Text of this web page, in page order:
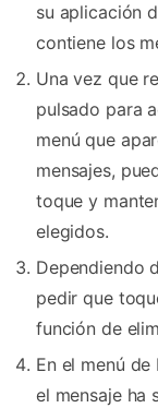
su aplicación
contiene los
Una vez que
pulsado para
menú que
mensajes,
toque y
elegidos.
Dependiendo
pedir que
función de
En el menú
el mensaje ha